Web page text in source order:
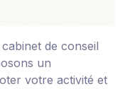
de conseil
un
votre activité et